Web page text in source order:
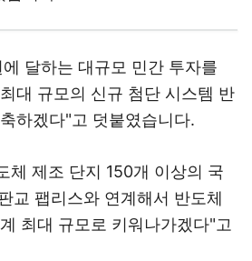
달하는 대규모 민간 투자를
대 규모의 신규 첨단 시스템 반
하겠다"고 덧붙였습니다.
체 제조 단지 150개 이상의 국
교 팹리스와 연계해서 반도체
최대 규모로 키워나가겠다"고